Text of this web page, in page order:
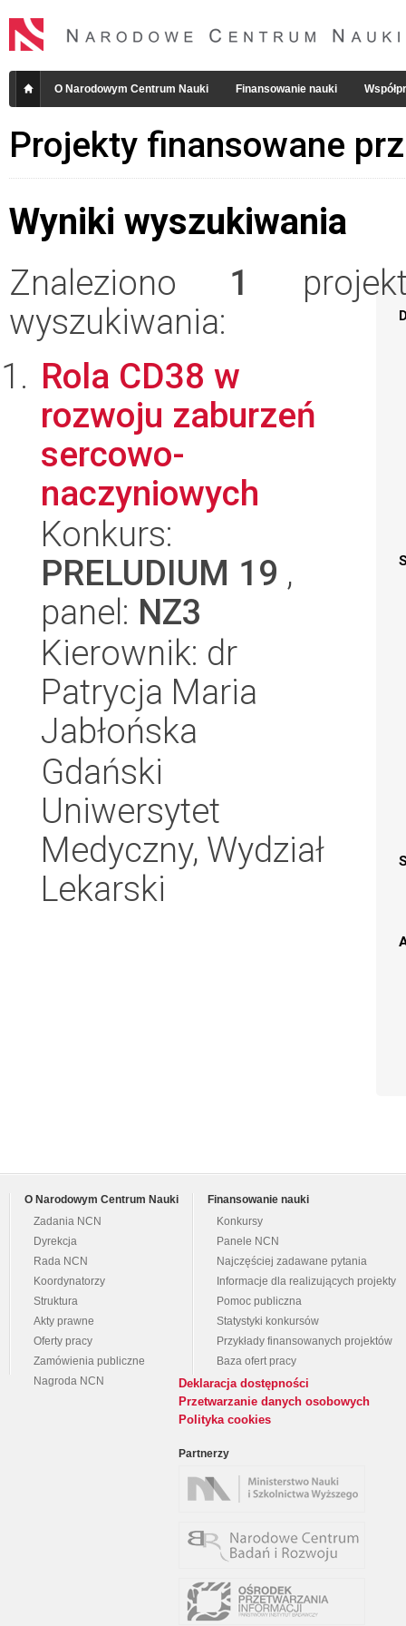
O Narodowym Centrum Nauki Finansowanie nauki
Projekty finansowane
Wyniki wyszukiwania
Znaleziono 1
wyszukiwania:
Rola CD38 w
rozwoju zaburzeń
sercowo-
naczyniowych
Konkurs:
PRELUDIUM 19 ,
panel: NZ3
Kierownik: dr
Patrycja Maria
Jabłońska
Gdański
Uniwersytet
Medyczny, Wydział
Lekarski
O Narodowym Centrum Nauki
Zadania NCN
Dyrekcja
Rada NCN
Koordynatorzy
Struktura
Akty prawne
Oferty pracy
Zamówienia publiczne
Nagroda NCN
Finansowanie nauki
Konkursy
Panele NCN
Najczęściej zadawane pytania
Informacje dla realizujących projekty
Pomoc publiczna
Statystyki konkursów
Przykłady finansowanych projektów
Baza ofert pracy
Deklaracja dostępności
Przetwarzanie danych osobowych
Polityka cookies
Partnerzy